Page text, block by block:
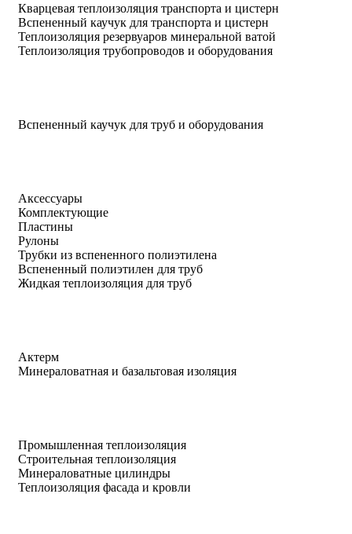
Кварцевая теплоизоляция транспорта и цистерн
Вспененный каучук для транспорта и цистерн
Теплоизоляция резервуаров минеральной ватой
Теплоизоляция трубопроводов и оборудования
Вспененный каучук для труб и оборудования
Аксессуары
Комплектующие
Пластины
Рулоны
Трубки из вспененного полиэтилена
Вспененный полиэтилен для труб
Жидкая теплоизоляция для труб
Актерм
Минераловатная и базальтовая изоляция
Промышленная теплоизоляция
Строительная теплоизоляция
Минераловатные цилиндры
Теплоизоляция фасада и кровли